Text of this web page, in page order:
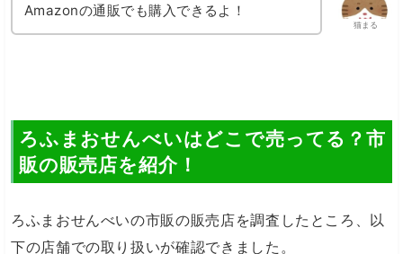
猫まる
Amazonの通販でも購入できるよ！
ろふまおせんべいはどこで売ってる？市
販の販売店を紹介！
ろふまおせんべいの市販の販売店を調査したところ、以
下の店舗での取り扱いが確認できました。